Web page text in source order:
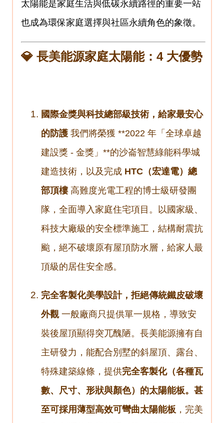
太陽能是家庭生活與低碳永續路徑的重要一站
也成為環保家庭選擇與社區永續角色的象徵。
💎 長美能源家庭太陽能：4 大優勢
國際金獎與科技總部級技術，給家最安心
的防護 我們將榮獲 **2022 年「全球卓越
建設獎 - 金獎」**的沙崙智慧綠能科學城
建造技術，以及完成 HTC（宏達電）總
部頂樓高難度光電工程的博士級研發團
隊，全面導入家庭住宅項目。以國家級、
科技大廠級的安全標準施工，結構耐震抗
颱，絕不破壞原有屋頂防水層，給家人最
頂級的居住安全感。
完全客製化美學設計，拒絕傳統鐵皮破壞
外觀一般廠商只提供單一規格，導致安
裝後屋頂顯得突兀醜陋。長美能源擁有自
主研發力，能配合別墅的斜屋頂、露台、
特殊建築線條，提供完全客製化（各種瓦
數、尺寸、形狀與顏色） 的太陽能板。甚
至可採用薄型高效可彎曲太陽能板 ，完美